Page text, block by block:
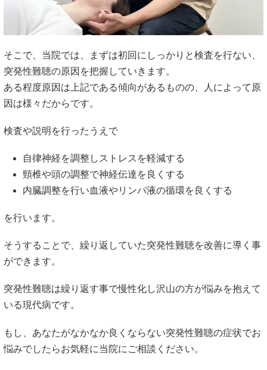
そこで、当院では、まずは初回にしっかりと検査を行ない、
突発性難聴の原因を把握していきます。
ある程度原因は上記である傾向があるものの、人によって原
因は様々だからです。
検査や説明を行ったうえで
自律神経を調整しストレスを軽減する
頸椎や頭の調整で神経伝達を良くする
内臓調整を行い血液やリンパ液の循環を良くする
を行います。
そうすることで、繰り返していた突発性難聴を改善に導く事
ができます。
突発性難聴は繰り返す事で慢性化し沢山の方が悩みを抱えて
いる現代病です。
もし、あなたがなかなか良くならない突発性難聴の症状でお
悩みでしたらお気軽に当院にご相談ください。